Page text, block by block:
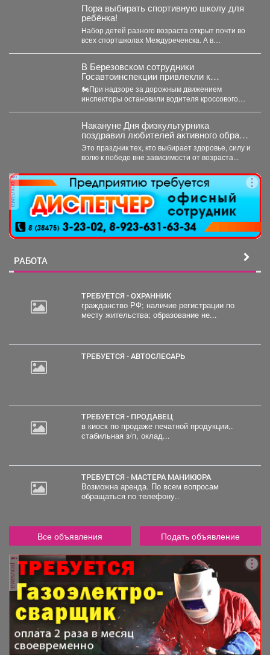
Пора выбирать спортивную школу для
ребёнка!
Набор детей разного возраста открыт почти во
всех спортшколах Междуреченска. А в
В Березовском сотрудники
Госавтоинспекции привлекли к
ответственности водителя мотоцикла,
не имеющего права управления
🏍При надзоре за дорожным движением
инспекторы остановили водителя кроссового
Накануне Дня физкультурника
поздравил любителей активного образа
жизни!
Это праздник тех, кто выбирает здоровье, силу и
волю к победе вне зависимости от возраста...
реклама
РАБОТА
ТРЕБУЕТСЯ - ОХРАННИК
гражданство РФ; наличие регистрации по
месту жительства; образование не...
ТРЕБУЕТСЯ - АВТОСЛЕСАРЬ
ТРЕБУЕТСЯ - ПРОДАВЕЦ
в киоск по продаже печатной продукции,.
стабильная з/п, оклад...
ТРЕБУЕТСЯ - МАСТЕРА МАНИКЮРА
Возможна аренда. По всем вопросам
обращаться по телефону..
Все объявления Подать объявление
реклама